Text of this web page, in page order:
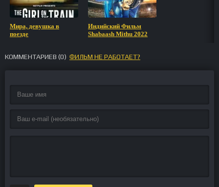
Мира, девушка в
поезде
Индийский Фильм
Shabaash Mithu 2022
КОММЕНТАРИЕВ (0) ФИЛЬМ НЕ РАБОТАЕТ?